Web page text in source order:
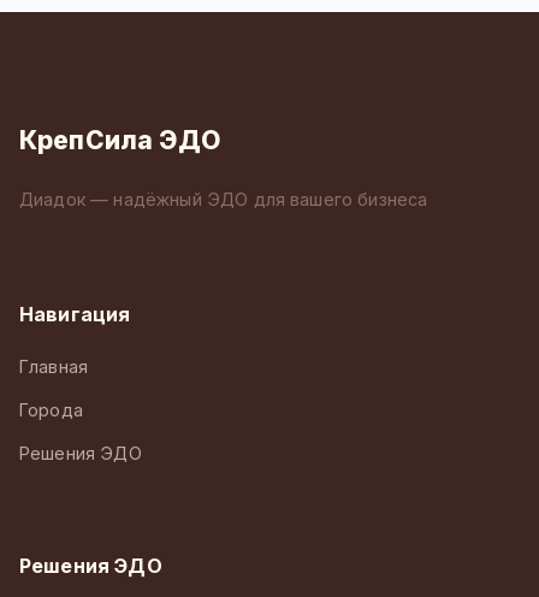
КрепСила ЭДО
Диадок — надёжный ЭДО для вашего бизнеса
Навигация
Главная
Города
Решения ЭДО
Решения ЭДО